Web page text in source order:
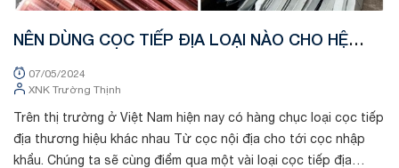
NÊN DÙNG CỌC TIẾP ĐỊA LOẠI NÀO CHO HỆ
07/05/2024
XNK Trường Thịnh
Trên thị trường ở Việt Nam hiện nay có hàng chục loại cọc tiếp
địa thương hiệu khác nhau Từ cọc nội địa cho tới cọc nhập
khẩu. Chúng ta sẽ cùng điểm qua một vài loại cọc tiếp địa